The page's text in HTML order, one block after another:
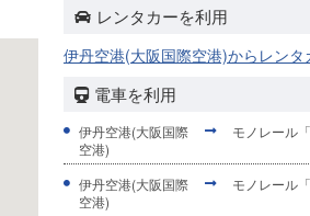
レンタカーを利用
伊丹空港(大阪国際空港)からレンタ
電車を利用
伊丹空港(大阪国際
空港)
モノレール
伊丹空港(大阪国際
空港)
モノレール